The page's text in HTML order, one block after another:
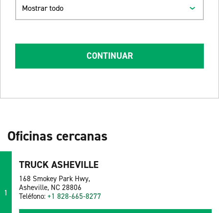
Mostrar todo
CONTINUAR
Oficinas cercanas
1
TRUCK ASHEVILLE
168 Smokey Park Hwy,
Asheville, NC 28806
Teléfono: +1 828-665-8277